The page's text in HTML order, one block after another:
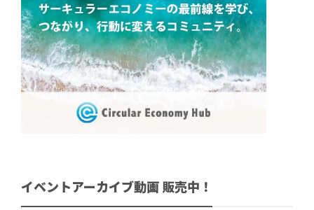
イベントアーカイブ動画 販売中！